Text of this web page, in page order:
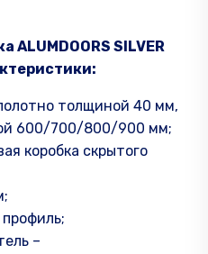
SILVER
толщиной 40 мм,
600/700/800/900 мм;
коробка скрытого
–